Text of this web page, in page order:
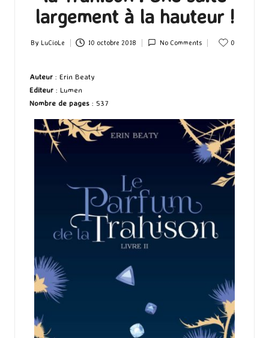
largement à la hauteur !
Posted
By LuCioLe 10 octobre 2018 No Comments 0
Auteur : Erin Beaty
Editeur : Lumen
Nombre de pages : 537